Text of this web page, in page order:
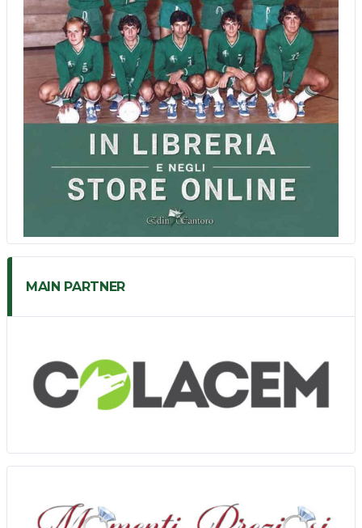
MAIN PARTNER